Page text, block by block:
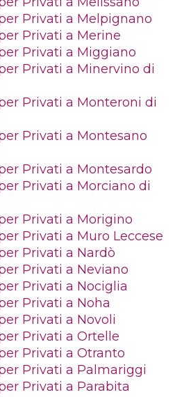
Privati a Melpignano
Privati a Merine
Privati a Miggiano
Privati a Minervino di
Privati a Monteroni di
Privati a Montesano
Privati a Montesardo
Privati a Morciano di
Privati a Morigino
Privati a Muro Leccese
Privati a Nardò
Privati a Neviano
Privati a Nociglia
Privati a Noha
Privati a Novoli
Privati a Ortelle
Privati a Otranto
Privati a Palmariggi
Privati a Parabita